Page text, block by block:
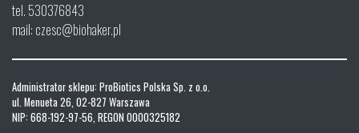
tel. 530376843
mail: czesc@biohaker.pl
Administrator sklepu: ProBiotics Polska Sp. z o.o.
ul. Menueta 26, 02-827 Warszawa
NIP: 668-192-97-56, REGON 0000325182